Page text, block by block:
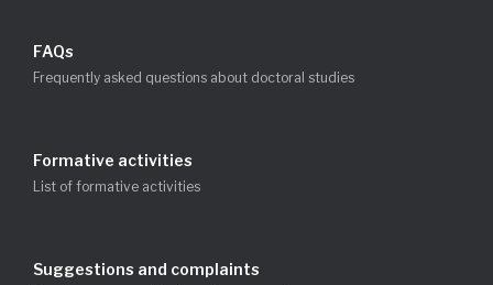
FAQs
Frequently asked questions about doctoral studies
Formative activities
List of formative activities
Suggestions and complaints